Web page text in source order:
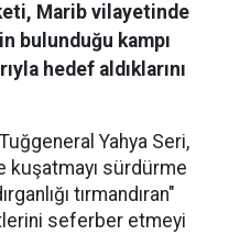
Marib vilayetinde
bulunduğu kampı
hedef aldıklarını
Yahya Seri,
kuşatmayı sürdürme
tırmandıran"
seferber etmeyi